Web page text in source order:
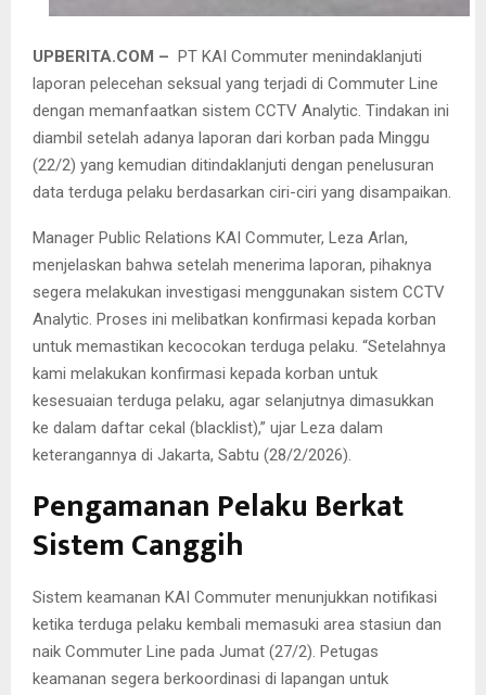
UPBERITA.COM – PT KAI Commuter menindaklanjuti
laporan pelecehan seksual yang terjadi di Commuter Line
dengan memanfaatkan sistem CCTV Analytic. Tindakan ini
diambil setelah adanya laporan dari korban pada Minggu
(22/2) yang kemudian ditindaklanjuti dengan penelusuran
data terduga pelaku berdasarkan ciri-ciri yang disampaikan.
Manager Public Relations KAI Commuter, Leza Arlan,
menjelaskan bahwa setelah menerima laporan, pihaknya
segera melakukan investigasi menggunakan sistem CCTV
Analytic. Proses ini melibatkan konfirmasi kepada korban
untuk memastikan kecocokan terduga pelaku. “Setelahnya
kami melakukan konfirmasi kepada korban untuk
kesesuaian terduga pelaku, agar selanjutnya dimasukkan
ke dalam daftar cekal (blacklist),” ujar Leza dalam
keterangannya di Jakarta, Sabtu (28/2/2026).
Pengamanan Pelaku Berkat
Sistem Canggih
Sistem keamanan KAI Commuter menunjukkan notifikasi
ketika terduga pelaku kembali memasuki area stasiun dan
naik Commuter Line pada Jumat (27/2). Petugas
keamanan segera berkoordinasi di lapangan untuk